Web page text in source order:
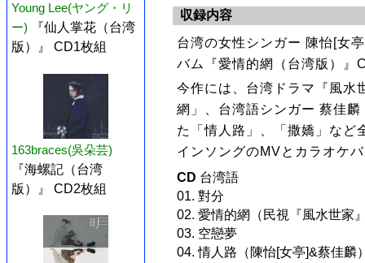
Young Lee(ヤング・リ
ー)
『仙人掌花（台湾
版）』 CD1枚組
163braces(吳朵芸)
『海螺記（台湾
版）』 CD2枚組
収録内容
台湾の女性シンガー 陳怡[女
バム『愛情的網（台湾版）』
今作には、台湾ドラマ『風水
網」、台湾語シンガー 蔡佳
た「情人路」、「撒嬌」など
インソングのMVとカラオケ
CD 台湾語
01. 對分
02. 愛情的網（民視『風水世家
03. 空戀夢
04. 情人路（陳怡[女亭]&蔡佳麟